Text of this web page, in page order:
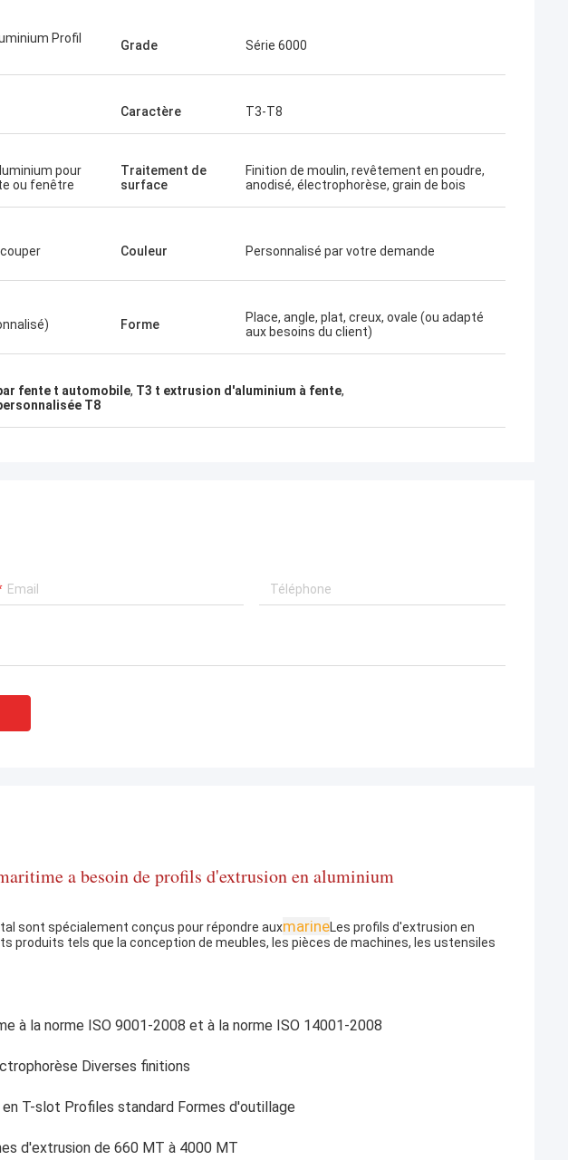
Profil
Grade Série 6000
Caractère T3-T8
pour
ou fenêtre
Traitement de
surface
Finition de moulin, revêtement en poudre,
anodisé, électrophorèse, grain de bois
Couleur Personnalisé par votre demande
Forme
Place, angle, plat, creux, ovale (ou adapté
aux besoins du client)
fente t automobile, T3 t extrusion d'aluminium à fente,
T8
a besoin de profils d'extrusion en aluminium
sont spécialement conçus pour répondre auxmarineLes profils d'extrusion en
produits tels que la conception de meubles, les pièces de machines, les ustensiles
à la norme ISO 9001-2008 et à la norme ISO 14001-2008
Diverses finitions
T-slot Profiles standard Formes d'outillage
d'extrusion de 660 MT à 4000 MT